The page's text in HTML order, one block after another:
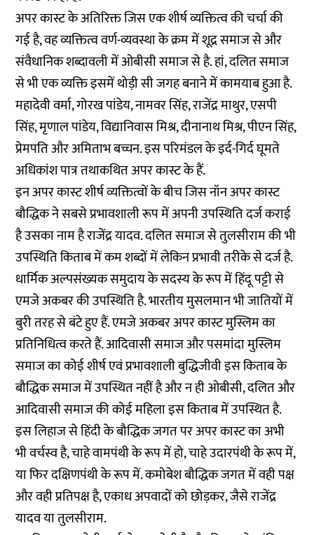
अपर कास्ट के अतिरिक्त जिस एक शीर्ष व्यक्तित्व की चर्चा की
गई है, वह व्यक्तित्व वर्ण-व्यवस्था के क्रम में शूद्र समाज से और
संवैधानिक शब्दावली में ओबीसी समाज से है. हां, दलित समाज
से भी एक व्यक्ति इसमें थोड़ी सी जगह बनाने में कामयाब हुआ है.
महादेवी वर्मा, गोरख पांडेय, नामवर सिंह, राजेंद्र माथुर, एसपी
सिंह, मृणाल पांडेय, विद्यानिवास मिश्र, दीनानाथ मिश्र, पीएन सिंह,
प्रेमपति और अमिताभ बच्चन. इस परिमंडल के इर्द-गिर्द घूमते
अधिकांश पात्र तथाकथित अपर कास्ट के हैं.
इन अपर कास्ट शीर्ष व्यक्तित्वों के बीच जिस नॉन अपर कास्ट
बौद्धिक ने सबसे प्रभावशाली रूप में अपनी उपस्थिति दर्ज कराई
है उसका नाम है राजेंद्र यादव. दलित समाज से तुलसीराम की भी
उपस्थिति किताब में कम शब्दों में लेकिन प्रभावी तरीके से दर्ज है.
धार्मिक अल्पसंख्यक समुदाय के सदस्य के रूप में हिंदू पट्टी से
एमजे अकबर की उपस्थिति है. भारतीय मुसलमान भी जातियों में
बुरी तरह से बंटे हुए हैं. एमजे अकबर अपर कास्ट मुस्लिम का
प्रतिनिधित्व करते हैं. आदिवासी समाज और पसमांदा मुस्लिम
समाज का कोई शीर्ष एवं प्रभावशाली बुद्धिजीवी इस किताब के
बौद्धिक समाज में उपस्थित नहीं है और न ही ओबीसी, दलित और
आदिवासी समाज की कोई महिला इस किताब में उपस्थित है.
इस लिहाज से हिंदी के बौद्धिक जगत पर अपर कास्ट का अभी
भी वर्चस्व है, चाहे वामपंथी के रूप में हो, चाहे उदारपंथी के रूप में,
या फिर दक्षिणपंथी के रूप में. कमोबेश बौद्धिक जगत में वही पक्ष
और वही प्रतिपक्ष है, एकाध अपवादों को छोड़कर, जैसे राजेंद्र
यादव या तुलसीराम.